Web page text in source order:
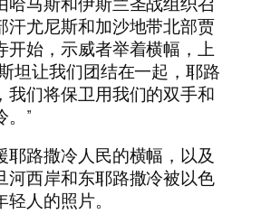
汗尤尼斯和加沙地带北部贾
开始，示威者举着横幅，上
坦让我们团结在一起，耶路
我们将保卫用我们的双手和
。”
耶路撒冷人民的横幅，以及
河西岸和东耶路撒冷被以色
人的照片。